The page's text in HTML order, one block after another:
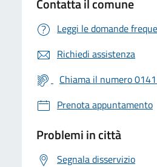
Contatta il comune
Leggi le domande
Richiedi assistenza
Chiama il numero
Prenota appuntamento
Problemi in città
Segnala disservizio